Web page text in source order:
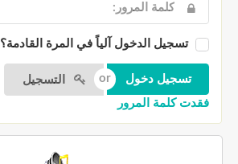
تسجيل الدخول آلياً في المرة القادمة؟
التسجيل
فقدت كلمة المرور